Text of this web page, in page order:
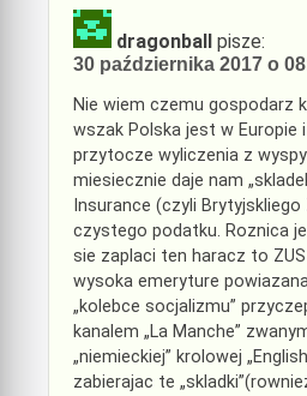
dragonball pisze:
30 października 2017 o
Nie wiem czemu gospodarz
wszak Polska jest w Europie
przytocze wyliczenia z
miesiecznie daje nam
Insurance (czyli Brytyjskliego
czystego podatku. Roznica
sie zaplaci ten haracz to
wysoka emeryture
„kolebce socjalizmu”
kanalem „La Manche”
„niemieckiej” krolowej
zabierajac te